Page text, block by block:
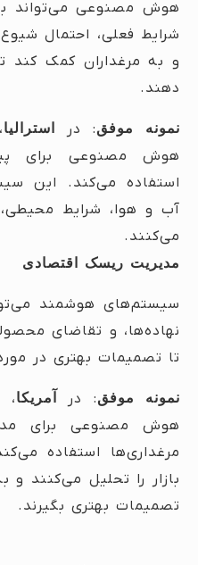
هوش مصنوعی می‌تواند
شرایط فعلی، احتمال
و به مرغداران کمک کند
دهند.
نمونه موفق: در استرالیا
هوش مصنوعی برای
استفاده می‌کند. این
آب و هوا، شرایط
می‌کنند.
مدیریت ریسک اقتصادی
سیستم‌های هوشمند
نهاده‌ها، و تقاضای
تا تصمیمات بهتری در
نمونه موفق: در آمریکا،
هوش مصنوعی برای
مرغداری‌ها استفاده
بازار را تحلیل می‌کنند و
تصمیمات بهتری بگیرند.